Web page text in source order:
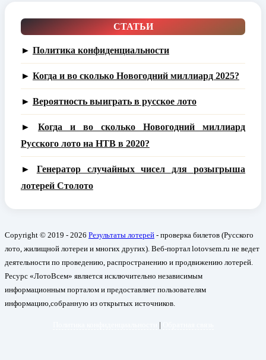
СТАТЬИ
► Политика конфиденциальности
► Когда и во сколько Новогодний миллиард 2025?
► Вероятность выиграть в русское лото
► Когда и во сколько Новогодний миллиард
Русского лото на НТВ в 2020?
► Генератор случайных чисел для розыгрыша
лотерей Столото
Copyright © 2019 - 2026 Результаты лотерей - проверка билетов (Русского
лото, жилищной лотереи и многих других). Веб-портал lotovsem.ru не ведет
деятельности по проведению, распространению и продвижению лотерей.
Ресурс «ЛотоВсем» является исключительно независимым
информационным порталом и предоставляет пользователям
информацию,собранную из открытых источников.
|